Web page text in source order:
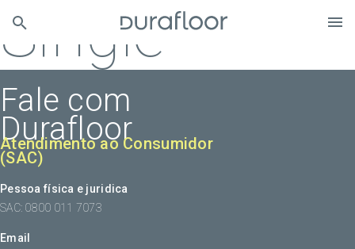
Single
Fale com
Durafloor
Atendimento ao Consumidor
(SAC)
Pessoa física e juridica
SAC: 0800 011 7073
Email